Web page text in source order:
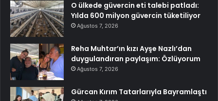
O ülkede güvercin eti talebi patladı:
Yılda 600 milyon güvercin tüketiliyor
Ağustos 7, 2026
Reha Muhtar’ın kızı Ayşe Nazlı’dan
duygulandıran paylaşım: Özlüyorum
Ağustos 7, 2026
Gürcan Kırım Tatarlarıyla Bayramlaştı